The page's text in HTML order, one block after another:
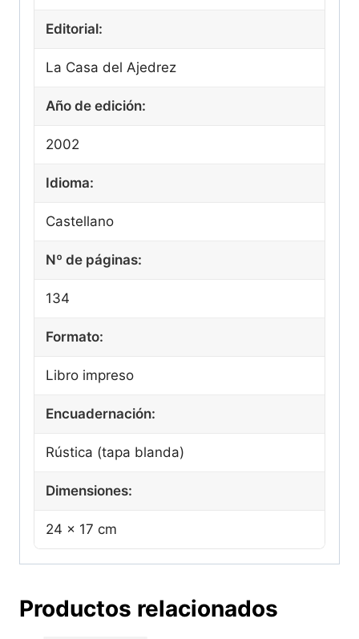
Editorial:
La Casa del Ajedrez
Año de edición:
2002
Idioma:
Castellano
Nº de páginas:
134
Formato:
Libro impreso
Encuadernación:
Rústica (tapa blanda)
Dimensiones:
24 × 17 cm
Productos relacionados